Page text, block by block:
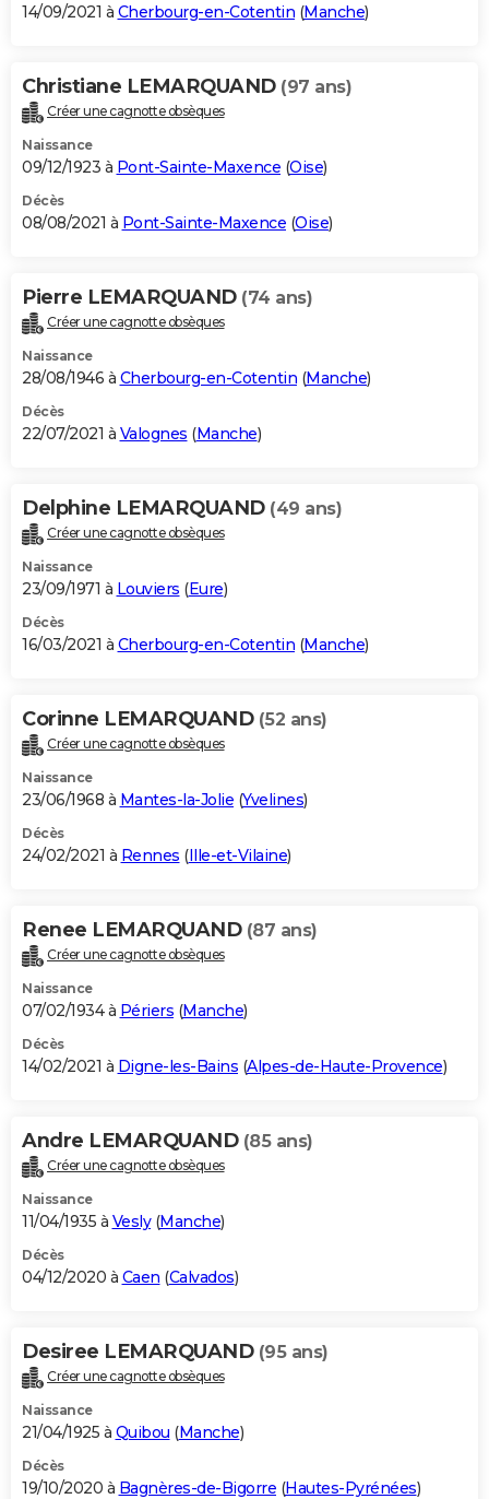
14/09/2021 à Cherbourg-en-Cotentin (Manche)
Christiane LEMARQUAND (97 ans)
Créer une cagnotte obsèques
Naissance
09/12/1923 à Pont-Sainte-Maxence (Oise)
Décès
08/08/2021 à Pont-Sainte-Maxence (Oise)
Pierre LEMARQUAND (74 ans)
Créer une cagnotte obsèques
Naissance
28/08/1946 à Cherbourg-en-Cotentin (Manche)
Décès
22/07/2021 à Valognes (Manche)
Delphine LEMARQUAND (49 ans)
Créer une cagnotte obsèques
Naissance
23/09/1971 à Louviers (Eure)
Décès
16/03/2021 à Cherbourg-en-Cotentin (Manche)
Corinne LEMARQUAND (52 ans)
Créer une cagnotte obsèques
Naissance
23/06/1968 à Mantes-la-Jolie (Yvelines)
Décès
24/02/2021 à Rennes (Ille-et-Vilaine)
Renee LEMARQUAND (87 ans)
Créer une cagnotte obsèques
Naissance
07/02/1934 à Périers (Manche)
Décès
14/02/2021 à Digne-les-Bains (Alpes-de-Haute-Provence)
Andre LEMARQUAND (85 ans)
Créer une cagnotte obsèques
Naissance
11/04/1935 à Vesly(Manche)
Décès
04/12/2020 à Caen (Calvados)
Desiree LEMARQUAND (95 ans)
Créer une cagnotte obsèques
Naissance
21/04/1925 à Quibou (Manche)
Décès
19/10/2020 à Bagnères-de-Bigorre (Hautes-Pyrénées)